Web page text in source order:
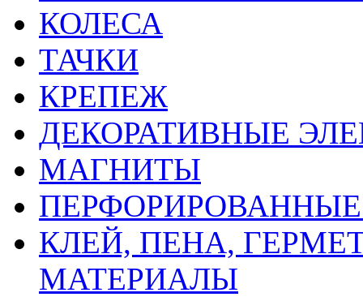
КОЛЕСА
ТАЧКИ
КРЕПЕЖ
ДЕКОРАТИВНЫЕ
МАГНИТЫ
КЛЕЙ, ПЕНА,
МАТЕРИАЛЫ